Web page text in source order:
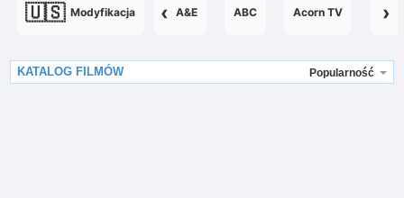
🇺🇸 Modyfikacja ‹ ›
A&E ABC Acorn TV
KATALOG FILMÓW Popularność